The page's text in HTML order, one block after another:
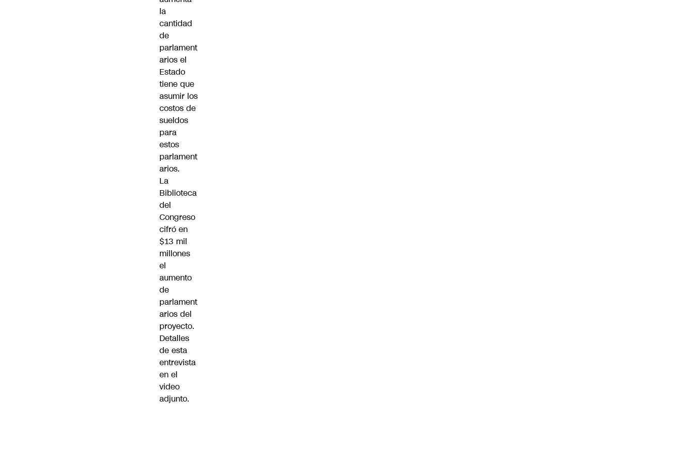
la
cantidad
de
parlament
arios el
Estado
tiene que
asumir los
costos de
sueldos
para
estos
parlament
arios.
La
Biblioteca
del
Congreso
cifró en
$13 mil
millones
el
aumento
de
parlament
arios del
proyecto.
Detalles
de esta
entrevista
en el
video
adjunto.